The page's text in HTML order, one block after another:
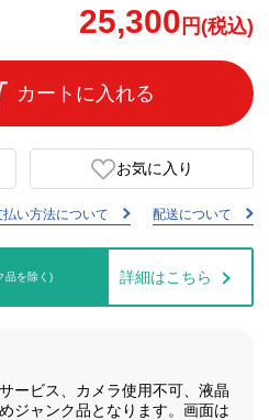
25,300 円(税込)
カートに入れる
お気に入り
払い方法について 配送について
品を除く) 詳細はこちら
ービス、カメラ使用不可、液晶
ジャンク品となります。画面は